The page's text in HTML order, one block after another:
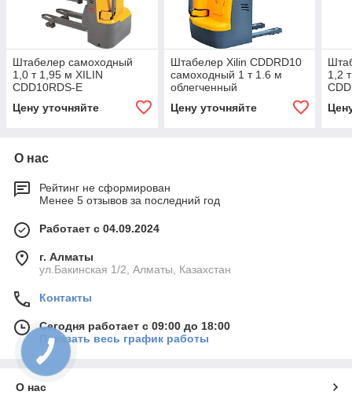
Штабелер самоходный
1,0 т 1,95 м XILIN
CDD10RDS-E
компактный
Цену уточняйте
Штабелер Xilin CDDRD10
самоходный 1 т 1.6 м
облегченный
Цену уточняйте
1,2
О нас
Рейтинг не сформирован
Менее 5 отзывов за последний год
Работает с 04.09.2024
г. Алматы
ул.Бакинская 1/2, Алматы, Казахстан
Контакты
Сегодня работает с 09:00 до 18:00
Показать весь график работы
О нас